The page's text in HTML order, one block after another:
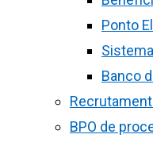
Ponto
Banco
BPO de